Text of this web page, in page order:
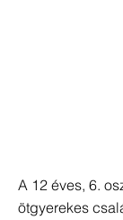
A 12 éves, 6.
ötgyerekes